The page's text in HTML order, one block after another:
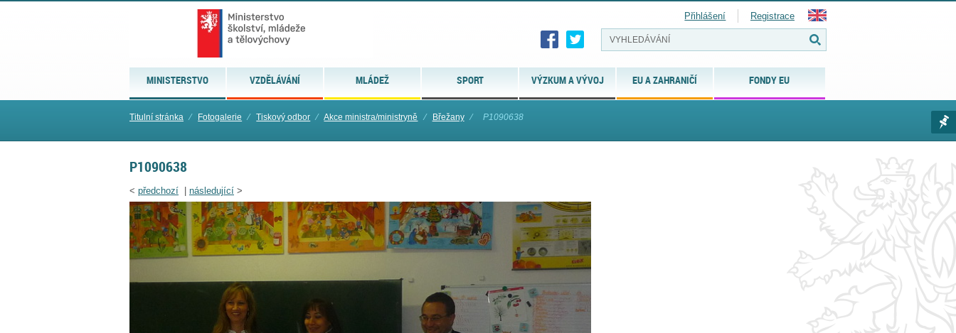
MINISTERSTVO VZDĚLÁVÁNÍ MLÁDEŽ SPORT VÝZKUM A VÝVOJ EU A ZAHRANIČÍ FONDY EU
Přihlášení Registrace
Titulní stránka ⁄ Fotogalerie ⁄ Tiskový odbor ⁄ Akce ministra/ministryně ⁄ Břežany ⁄ P1090638
P1090638
< předchozí následující >